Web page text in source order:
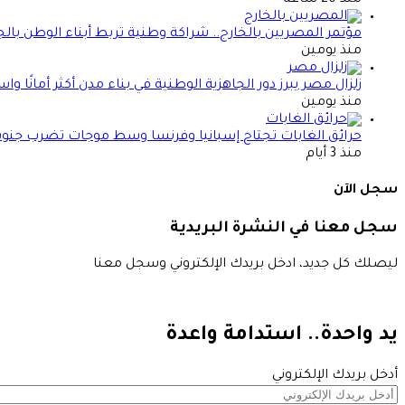
مؤتمر المصريين بالخارج.. شراكة وطنية تربط أبناء الوطن
منذ يومين
زلزال مصر يبرز دور الجاهزية الوطنية في بناء مدن أكثر أمانًا
منذ يومين
حرائق الغابات تجتاح إسبانيا وفرنسا وسط موجات تضرب
منذ 3 أيام
سجل الآن
سجل معنا في النشرة البريدية
ليصلك كل جديد، ادخل بريدك الإلكتروني وسجل معنا
يد واحدة.. استدامة واعدة
أدخل بريدك الإلكتروني